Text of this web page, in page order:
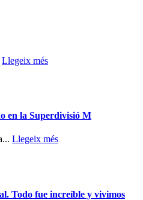
Llegeix més
en la Superdivisió M
Llegeix més
Todo fue increíble y vivimos